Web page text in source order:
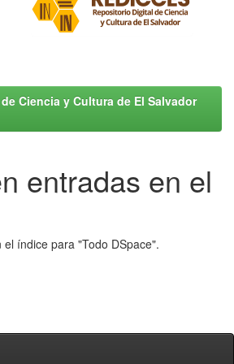
Ciencia y Cultura de El Salvador
entradas en el
índice para "Todo DSpace".